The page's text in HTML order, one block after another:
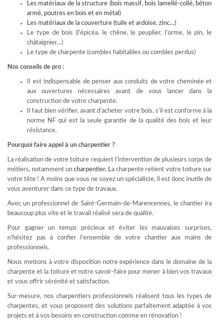
Les matériaux de la structure (bois massif, bois lamellé-collé, béton
armé, poutres en bois et en métal)
Les matériaux de la couverture (tuile et ardoise, zinc…)
Le type de bois (l’épicéa, le chêne, le peuplier, l’orme, le pin, le
châtaignier…)
Le type de charpente (combles habitables ou combles perdus)
Nos conseils de pro :
Il est indispensable de penser aux conduits de votre cheminée et
aux ouvertures nécessaires avant de vous lancer dans la
construction de votre charpente.
Il faut bien vérifier, avant d’acheter votre bois, s’il est conforme à la
norme NF qui est la seule garantie de la qualité des bois et leur
résistance.
Pourquoi faire appel à un charpentier ?
La réalisation de votre toiture requiert l’intervention de plusieurs corps de
métiers, notamment un charpentier. La charpente retient votre toiture sur
votre tête ! A moins que vous ne soyez un spécialiste, il est donc inutile de
vous aventurer dans ce type de travaux.
Avec un professionnel de Saint-Germain-de-Marencennes, le chantier ira
beaucoup plus vite et le travail réalisé sera de qualité.
Pour gagner un temps précieux et éviter les mauvaises surprises,
n’hésitez pas à confier l’ensemble de votre chantier aux mains de
professionnels.
Nous mettons à votre disposition notre expérience dans le domaine de la
charpente et la toiture et notre savoir-faire pour mener à bien vos travaux
et vous offrir sérénité et satisfaction.
Sur-mesure, nos charpentiers professionnels réalisent tous les types de
charpentes, et vous proposent des solutions parfaitement adaptée à vos
projets et à vos besoins en construction comme en rénovation !